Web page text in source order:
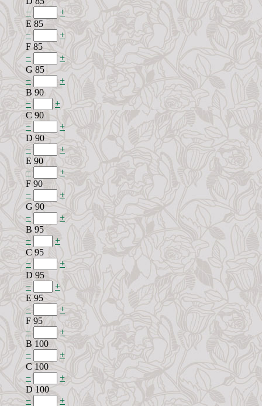
−
+
E 85
−
+
F 85
−
+
G 85
−
+
B 90
−
+
C 90
−
+
D 90
−
+
E 90
−
+
F 90
−
+
G 90
−
+
B 95
−
+
C 95
−
+
D 95
−
+
E 95
−
+
F 95
−
+
B 100
−
+
C 100
−
+
D 100
−
+